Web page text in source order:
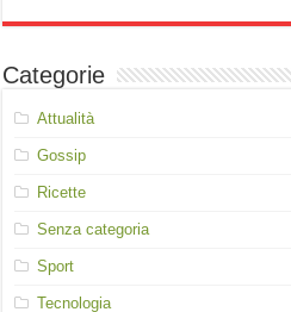
Categorie
Attualità
Gossip
Ricette
Senza categoria
Sport
Tecnologia